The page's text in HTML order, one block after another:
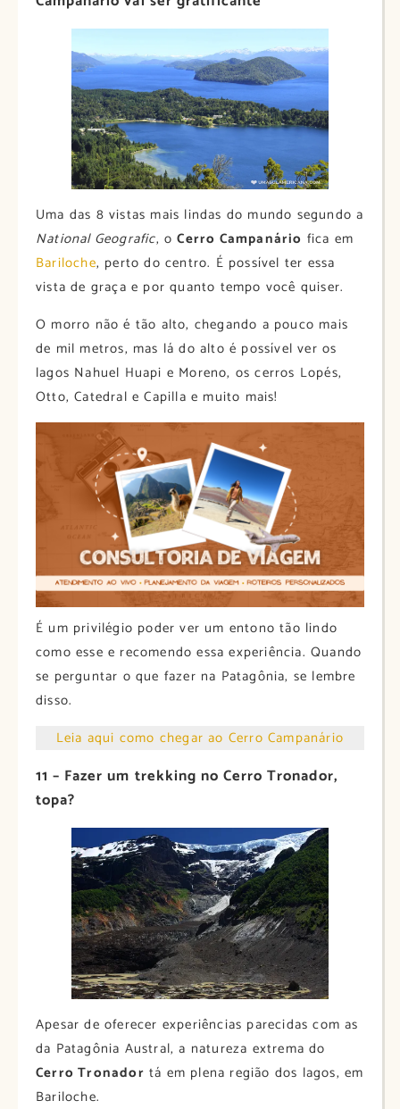
Uma das 8 vistas mais lindas do mundo segundo a
National Geografic, oCerro Campanário fica em
Bariloche, perto do centro. É possível ter essa
vista de graça e por quanto tempo você quiser.
O morro não é tão alto, chegando a pouco mais
de mil metros, mas lá do alto é possível ver os
lagos Nahuel Huapi e Moreno, os cerros Lopés,
Otto, Catedral e Capilla e muito mais!
É um privilégio poder ver um entono tão lindo
como esse e recomendo essa experiência. Quando
se perguntar o que fazer na Patagônia, se lembre
disso.
Leia aqui como chegar ao Cerro Campanário
11 – Fazer um trekking no Cerro Tronador,
topa?
Apesar de oferecer experiências parecidas com as
da Patagônia Austral, a natureza extrema do
Cerro Tronador tá em plena região dos lagos, em
Bariloche.